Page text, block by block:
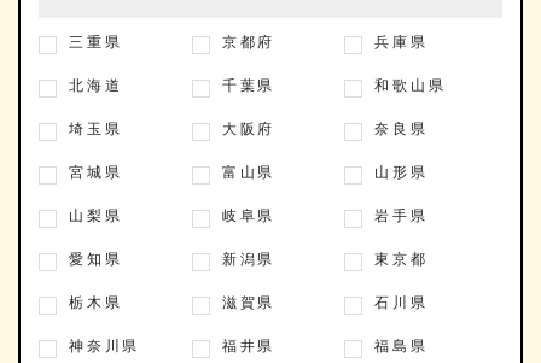
三重県 京都府 兵庫県
北海道 千葉県 和歌山県
埼玉県 大阪府 奈良県
宮城県 富山県 山形県
山梨県 岐阜県 岩手県
愛知県 新潟県 東京都
栃木県 滋賀県 石川県
神奈川県 福井県 福島県